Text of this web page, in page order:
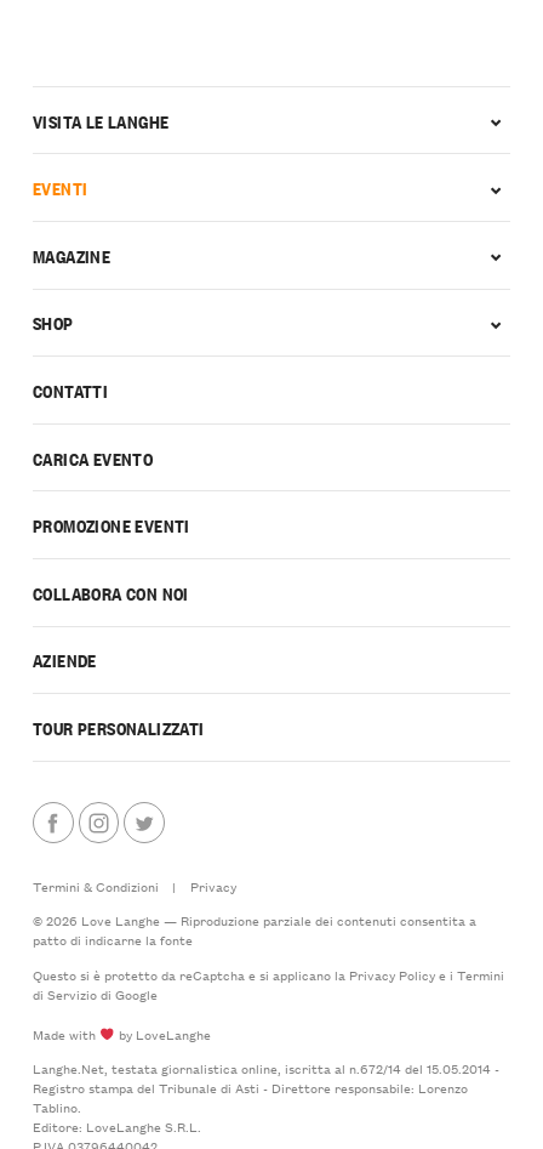
CONTATTI
CARICA EVENTO
PROMOZIONE EVENTI
COLLABORA CON NOI
AZIENDE
TOUR PERSONALIZZATI
VISITA LE LANGHE
EVENTI
MAGAZINE
SHOP
Termini & Condizioni |
Privacy
© 2026 Love Langhe — Riproduzione parziale dei contenuti consentita a
patto di indicarne la fonte
Questo si è protetto da reCaptcha e si applicano la Privacy Policye i Termini
di Serviziodi Google
Made with
by LoveLanghe
Langhe.Net, testata giornalistica online, iscritta al n.672/14 del 15.05.2014 -
Registro stampa del Tribunale di Asti - Direttore responsabile: Lorenzo
Tablino.
Editore: LoveLanghe S.R.L.